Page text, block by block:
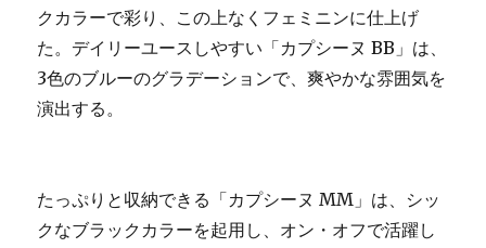
クカラーで彩り、この上なくフェミニンに仕上げ
た。デイリーユースしやすい「カプシーヌ BB」は、
3色のブルーのグラデーションで、爽やかな雰囲気を
演出する。
たっぷりと収納できる「カプシーヌ MM」は、シッ
クなブラックカラーを起用し、オン・オフで活躍し